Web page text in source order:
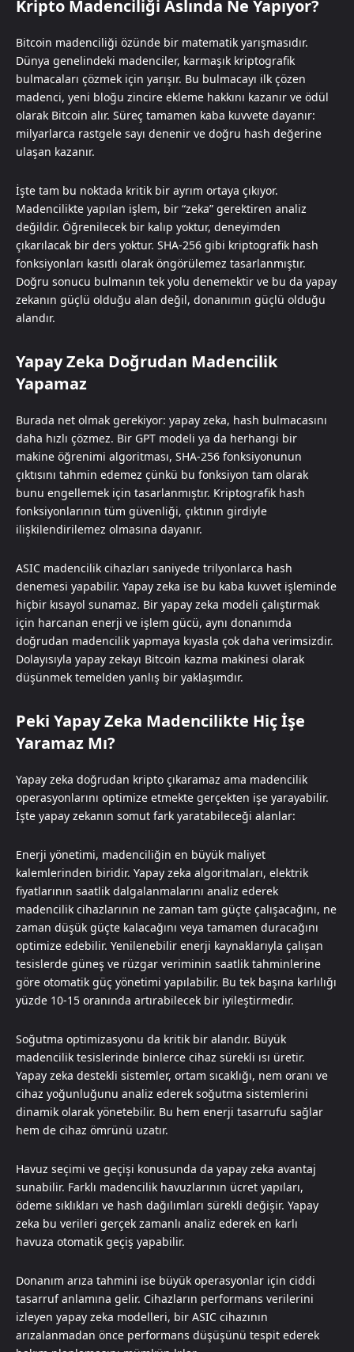
Kripto Madenciliği Aslında Ne Yapıyor?
Bitcoin madenciliği özünde bir matematik yarışmasıdır.
Dünya genelindeki madenciler, karmaşık kriptografik
bulmacaları çözmek için yarışır. Bu bulmacayı ilk çözen
madenci, yeni bloğu zincire ekleme hakkını kazanır ve ödül
olarak Bitcoin alır. Süreç tamamen kaba kuvvete dayanır:
milyarlarca rastgele sayı denenir ve doğru hash değerine
ulaşan kazanır.
İşte tam bu noktada kritik bir ayrım ortaya çıkıyor.
Madencilikte yapılan işlem, bir “zeka” gerektiren analiz
değildir. Öğrenilecek bir kalıp yoktur, deneyimden
çıkarılacak bir ders yoktur. SHA-256 gibi kriptografik hash
fonksiyonları kasıtlı olarak öngörülemez tasarlanmıştır.
Doğru sonucu bulmanın tek yolu denemektir ve bu da yapay
zekanın güçlü olduğu alan değil, donanımın güçlü olduğu
alandır.
Yapay Zeka Doğrudan Madencilik
Yapamaz
Burada net olmak gerekiyor: yapay zeka, hash bulmacasını
daha hızlı çözmez. Bir GPT modeli ya da herhangi bir
makine öğrenimi algoritması, SHA-256 fonksiyonunun
çıktısını tahmin edemez çünkü bu fonksiyon tam olarak
bunu engellemek için tasarlanmıştır. Kriptografik hash
fonksiyonlarının tüm güvenliği, çıktının girdiyle
ilişkilendirilemez olmasına dayanır.
ASIC madencilik cihazları saniyede trilyonlarca hash
denemesi yapabilir. Yapay zeka ise bu kaba kuvvet işleminde
hiçbir kısayol sunamaz. Bir yapay zeka modeli çalıştırmak
için harcanan enerji ve işlem gücü, aynı donanımda
doğrudan madencilik yapmaya kıyasla çok daha verimsizdir.
Dolayısıyla yapay zekayı Bitcoin kazma makinesi olarak
düşünmek temelden yanlış bir yaklaşımdır.
Peki Yapay Zeka Madencilikte Hiç İşe
Yaramaz Mı?
Yapay zeka doğrudan kripto çıkaramaz ama madencilik
operasyonlarını optimize etmekte gerçekten işe yarayabilir.
İşte yapay zekanın somut fark yaratabileceği alanlar:
Enerji yönetimi, madenciliğin en büyük maliyet
kalemlerinden biridir. Yapay zeka algoritmaları, elektrik
fiyatlarının saatlik dalgalanmalarını analiz ederek
madencilik cihazlarının ne zaman tam güçte çalışacağını, ne
zaman düşük güçte kalacağını veya tamamen duracağını
optimize edebilir. Yenilenebilir enerji kaynaklarıyla çalışan
tesislerde güneş ve rüzgar veriminin saatlik tahminlerine
göre otomatik güç yönetimi yapılabilir. Bu tek başına karlılığı
yüzde 10-15 oranında artırabilecek bir iyileştirmedir.
Soğutma optimizasyonu da kritik bir alandır. Büyük
madencilik tesislerinde binlerce cihaz sürekli ısı üretir.
Yapay zeka destekli sistemler, ortam sıcaklığı, nem oranı ve
cihaz yoğunluğunu analiz ederek soğutma sistemlerini
dinamik olarak yönetebilir. Bu hem enerji tasarrufu sağlar
hem de cihaz ömrünü uzatır.
Havuz seçimi ve geçişi konusunda da yapay zeka avantaj
sunabilir. Farklı madencilik havuzlarının ücret yapıları,
ödeme sıklıkları ve hash dağılımları sürekli değişir. Yapay
zeka bu verileri gerçek zamanlı analiz ederek en karlı
havuza otomatik geçiş yapabilir.
Donanım arıza tahmini ise büyük operasyonlar için ciddi
tasarruf anlamına gelir. Cihazların performans verilerini
izleyen yapay zeka modelleri, bir ASIC cihazının
arızalanmadan önce performans düşüşünü tespit ederek